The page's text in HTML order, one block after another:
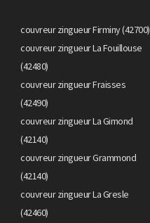
couvreur zingueur Firminy (42700)
couvreur zingueur La Fouillouse
(42480)
couvreur zingueur Fraisses
(42490)
couvreur zingueur La Gimond
(42140)
couvreur zingueur Grammond
(42140)
couvreur zingueur La Gresle
(42460)